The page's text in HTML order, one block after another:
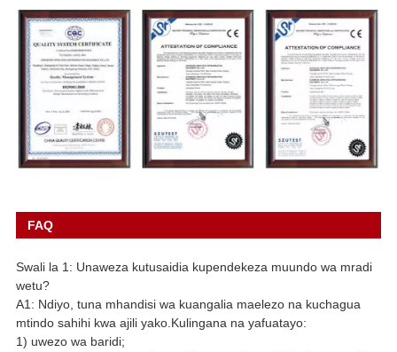
FAQ
Swali la 1: Unaweza kutusaidia kupendekeza muundo wa mradi
wetu?
A1: Ndiyo, tuna mhandisi wa kuangalia maelezo na kuchagua
mtindo sahihi kwa ajili yako.Kulingana na yafuatayo:
1) uwezo wa baridi;